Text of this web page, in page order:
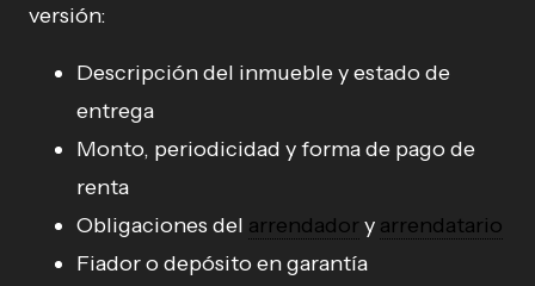
versión:
Descripción del inmueble y estado de
entrega
Monto, periodicidad y forma de pago de
renta
Obligaciones del arrendador y arrendatario
Fiador o depósito en garantía